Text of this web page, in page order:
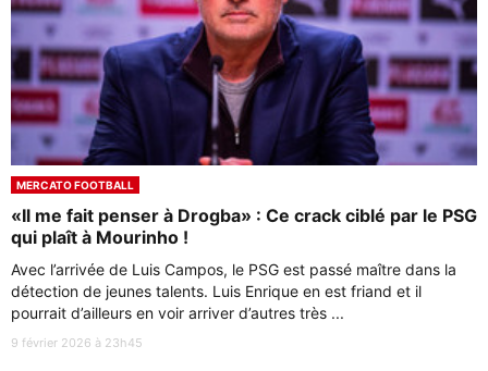
MERCATO FOOTBALL
«Il me fait penser à Drogba» : Ce crack ciblé par le PSG
qui plaît à Mourinho !
Avec l’arrivée de Luis Campos, le PSG est passé maître dans la
détection de jeunes talents. Luis Enrique en est friand et il
pourrait d’ailleurs en voir arriver d’autres très ...
9 février 2026 à 23h45